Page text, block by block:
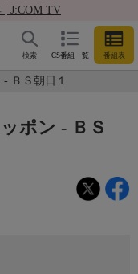
| J:COM TV
CS番組一覧 番組表
検索
ＢＳ朝日１
ポン - ＢＳ